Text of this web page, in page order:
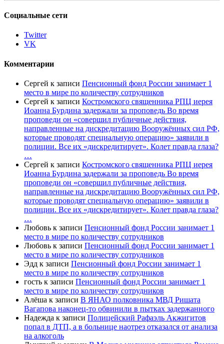
Социальные сети
Twitter
VK
Комментарии
Сергей к записи Пенсионный фонд России занимает 1
место в мире по количеству сотрудников
Сергей к записи Костромского священника РПЦ иерея
Иоанна Бурдина задержали за проповедь Во время
проповеди он «совершил публичные действия,
направленные на дискредитацию Вооружённых сил РФ,
которые проводят специальную операцию» заявили в
полиции. Все их «дискредитирует». Колет правда глаза?
…
Сергей к записи Костромского священника РПЦ иерея
Иоанна Бурдина задержали за проповедь Во время
проповеди он «совершил публичные действия,
направленные на дискредитацию Вооружённых сил РФ,
которые проводят специальную операцию» заявили в
полиции. Все их «дискредитирует». Колет правда глаза?
…
Любовь к записи Пенсионный фонд России занимает 1
место в мире по количеству сотрудников
Любовь к записи Пенсионный фонд России занимает 1
место в мире по количеству сотрудников
Эдд к записи Пенсионный фонд России занимает 1
место в мире по количеству сотрудников
гость к записи Пенсионный фонд России занимает 1
место в мире по количеству сотрудников
Алёша к записи В ЯНАО полковника МВД Ришата
Вагапова наконец-то обвинили в пытках задержанного
Надежда к записи Полицейский Рафаэль Акжигитов
попал в ДТП, а в больнице наотрез отказался от анализа
на алкоголь